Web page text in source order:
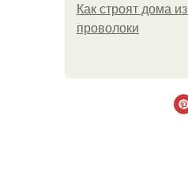
Как строят дома
проволоки